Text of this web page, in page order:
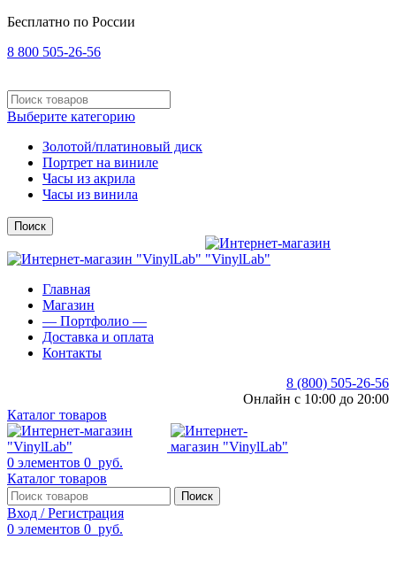
Бесплатно по России
8 800 505-26-56
Выберите категорию
Золотой/платиновый диск
Портрет на виниле
Часы из акрила
Часы из винила
Поиск
Главная
Магазин
— Портфолио —
Доставка и оплата
Контакты
8 (800) 505-26-56
Онлайн с 10:00 до 20:00
Каталог товаров
0 элементов 0 руб.
Каталог товаров
Поиск
Вход / Регистрация
0 элементов 0 руб.